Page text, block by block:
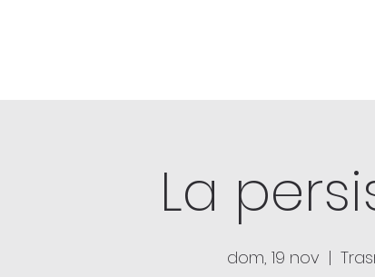
La
dom, 19 nov
  |